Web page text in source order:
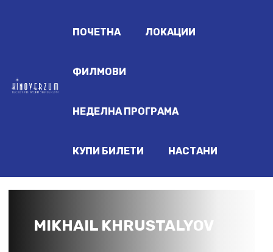
ПОЧЕТНА ЛОКАЦИИ
ФИЛМОВИ
НЕДЕЛНА ПРОГРАМА
КУПИ БИЛЕТИ НАСТАНИ
MIKHAIL KHRUSTALYOV